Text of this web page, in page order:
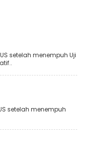
setelah menempuh Uji
setelah menempuh